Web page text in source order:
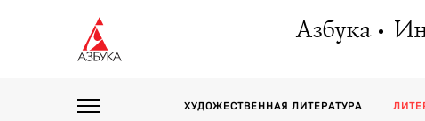
Азбука
ХУДОЖЕСТВЕННАЯ ЛИТЕРАТУРА